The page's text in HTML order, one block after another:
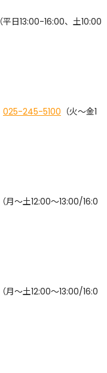
（平日13:00-16:00、土10:00
025-245-5100 （火～金1
（月〜土12:00〜13:00/16:0
（月〜土12:00〜13:00/16:0